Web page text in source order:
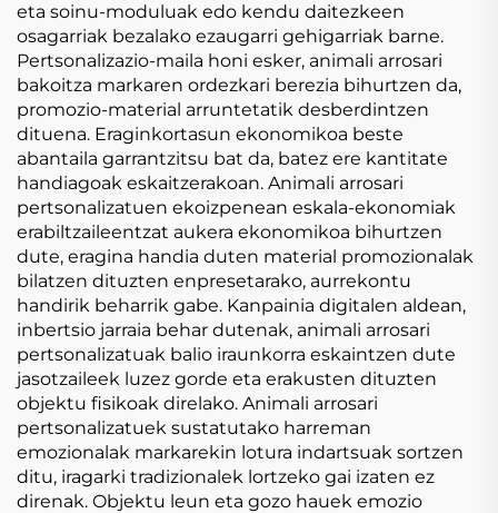
eta soinu-moduluak edo kendu daitezkeen
osagarriak bezalako ezaugarri gehigarriak barne.
Pertsonalizazio-maila honi esker, animali arrosari
bakoitza markaren ordezkari berezia bihurtzen da,
promozio-material arruntetatik desberdintzen
dituena. Eraginkortasun ekonomikoa beste
abantaila garrantzitsu bat da, batez ere kantitate
handiagoak eskaitzerakoan. Animali arrosari
pertsonalizatuen ekoizpenean eskala-ekonomiak
erabiltzaileentzat aukera ekonomikoa bihurtzen
dute, eragina handia duten material promozionalak
bilatzen dituzten enpresetarako, aurrekontu
handirik beharrik gabe. Kanpainia digitalen aldean,
inbertsio jarraia behar dutenak, animali arrosari
pertsonalizatuak balio iraunkorra eskaintzen dute
jasotzaileek luzez gorde eta erakusten dituzten
objektu fisikoak direlako. Animali arrosari
pertsonalizatuek sustatutako harreman
emozionalak markarekin lotura indartsuak sortzen
ditu, iragarki tradizionalek lortzeko gai izaten ez
direnak. Objektu leun eta gozo hauek emozio